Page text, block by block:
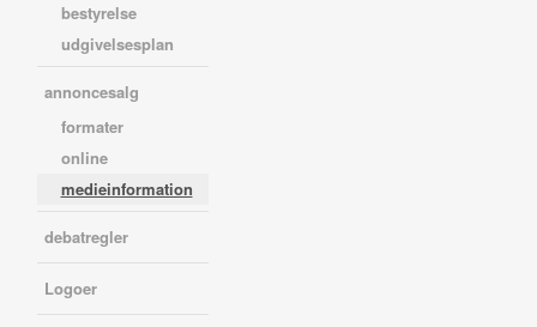
bestyrelse
udgivelsesplan
annoncesalg
formater
online
medieinformation
debatregler
Logoer